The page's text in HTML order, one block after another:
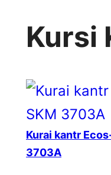
Kursi
Kurai kantr
3703A